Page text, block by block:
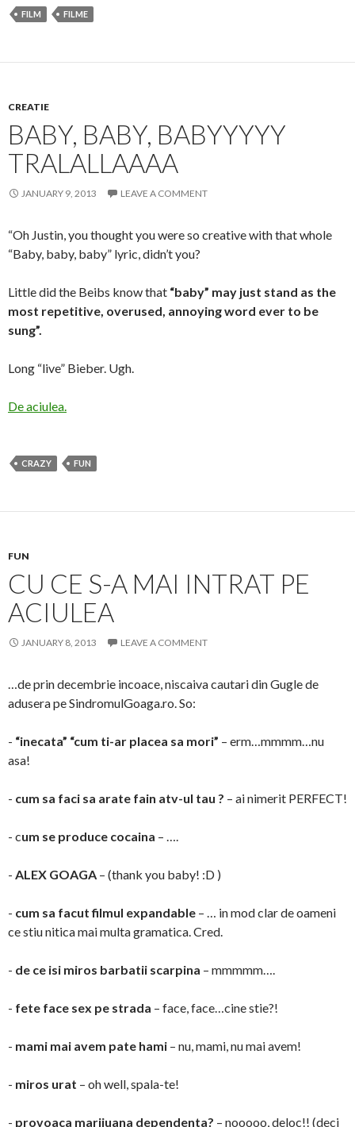
FILM FILME
CREATIE
BABY, BABY, BABYYYYY
TRALALLAAAA
JANUARY 9, 2013 LEAVE A COMMENT
“Oh Justin, you thought you were so creative with that whole
“Baby, baby, baby” lyric, didn’t you?
Little did the Beibs know that “baby” may just stand as the
most repetitive, overused, annoying word ever to be
sung”.
Long “live” Bieber. Ugh.
De aciulea.
CRAZY FUN
FUN
CU CE S-A MAI INTRAT PE
ACIULEA
JANUARY 8, 2013 LEAVE A COMMENT
…de prin decembrie incoace, niscaiva cautari din Gugle de
adusera pe SindromulGoaga.ro. So:
- “inecata” “cum ti-ar placea sa mori” – erm…mmmm…nu
asa!
- cum sa faci sa arate fain atv-ul tau ? – ai nimerit PERFECT!
- cum se produce cocaina – ….
- ALEX GOAGA – (thank you baby! :D )
- cum sa facut filmul expandable – … in mod clar de oameni
ce stiu nitica mai multa gramatica. Cred.
- de ce isi miros barbatii scarpina – mmmmm….
- fete face sex pe strada – face, face…cine stie?!
- mami mai avem pate hami – nu, mami, nu mai avem!
- miros urat – oh well, spala-te!
- provoaca marijuana dependenta? – nooooo, deloc!! (deci